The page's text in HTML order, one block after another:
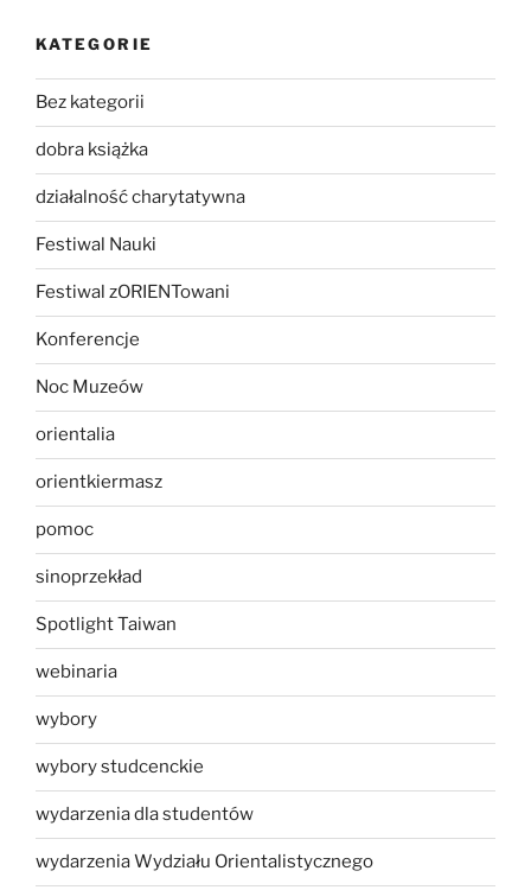
KATEGORIE
Bez kategorii
dobra książka
działalność charytatywna
Festiwal Nauki
Festiwal zORIENTowani
Konferencje
Noc Muzeów
orientalia
orientkiermasz
pomoc
sinoprzekład
Spotlight Taiwan
webinaria
wybory
wybory studcenckie
wydarzenia dla studentów
wydarzenia Wydziału Orientalistycznego